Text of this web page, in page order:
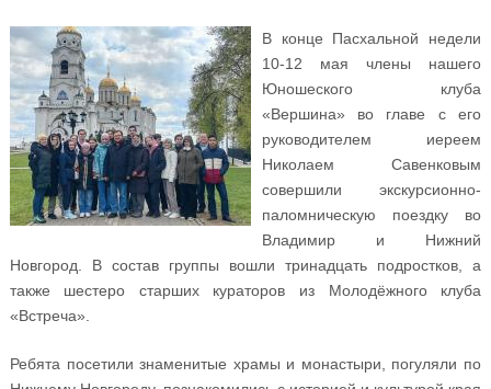
В конце Пасхальной недели
10-12 мая члены нашего
Юношеского клуба
«Вершина» во главе с его
руководителем иереем
Николаем Савенковым
совершили экскурсионно-
паломническую поездку во
Владимир и Нижний
Новгород. В состав группы вошли тринадцать подростков, а
также шестеро старших кураторов из Молодёжного клуба
«Встреча».
Ребята посетили знаменитые храмы и монастыри, погуляли по